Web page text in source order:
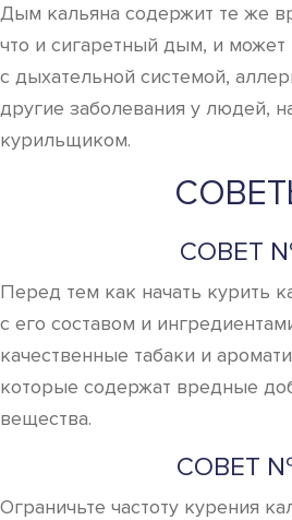
Дым кальяна содержит те же
что и сигаретный дым, и
с дыхательной системой,
другие заболевания у людей,
курильщиком.
СОВЕТ
Перед тем как начать курить
с его составом и
качественные табаки и
которые содержат вредные
вещества.
СОВЕТ
Ограничьте частоту курения